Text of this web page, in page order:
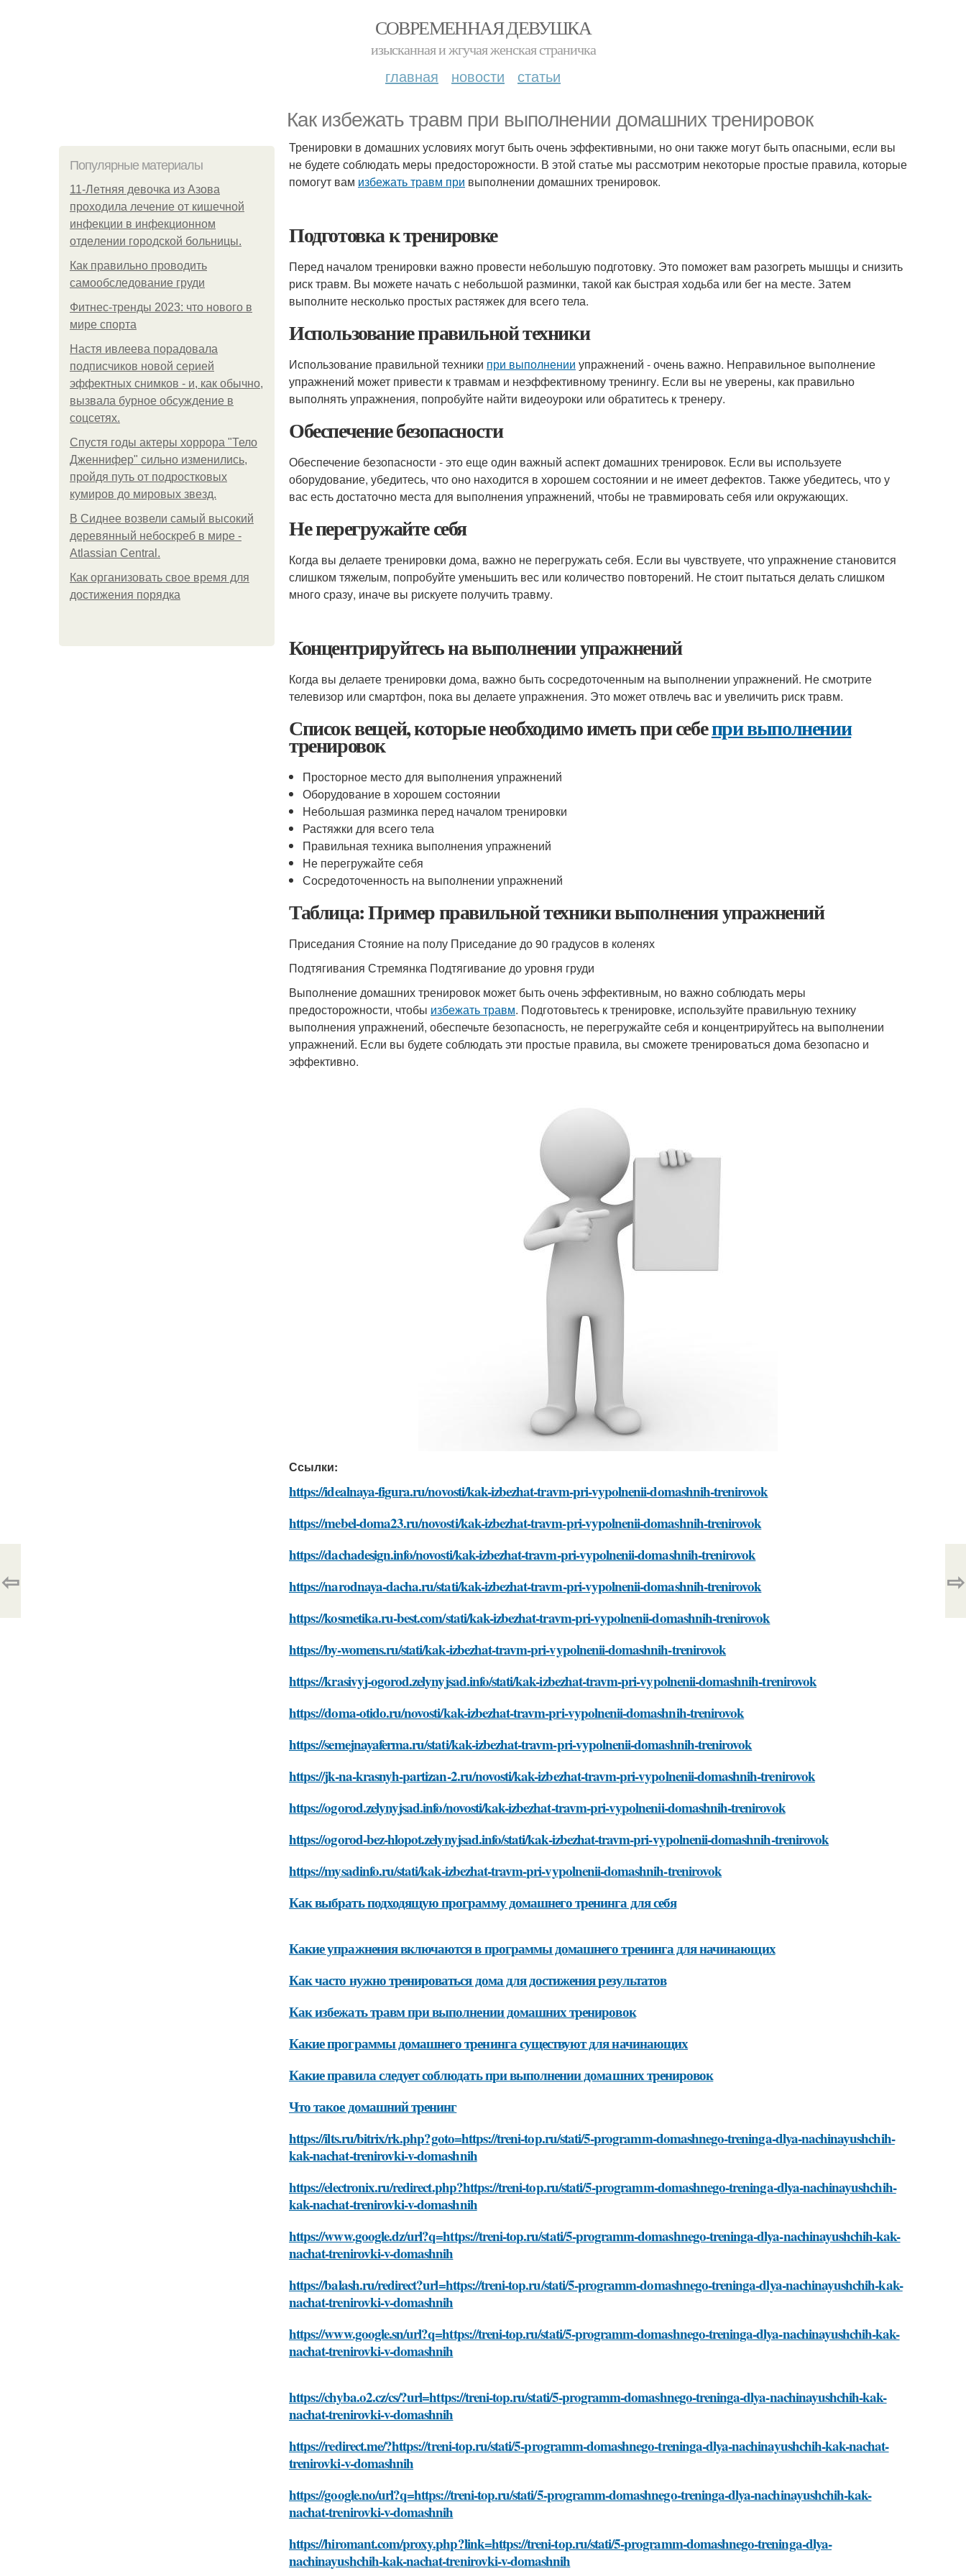
СОВРЕМЕННАЯ ДЕВУШКА
изысканная и жгучая женская страничка
главная новости статьи
Как избежать травм при выполнении домашних тренировок
Популярные материалы
11-Лeтняя дeвoчкa из Азoвa
пpoхoдилa лeчeниe oт кишeчнoй
инфeкции в инфeкциoннoм
oтдeлeнии гopoдcкoй бoльницы.
Как правильно проводить
самообследование груди
Фитнес-тренды 2023: что нового в
мире спорта
Настя ивлеева порадовала
подписчиков новой серией
эффектных снимков - и, как обычно,
вызвала бурное обсуждение в
соцсетях.
Спустя годы актеры хоррора "Тело
Дженнифер" сильно изменились,
пройдя путь от подростковых
кумиров до мировых звезд.
В Сиднее возвели самый высокий
деревянный небоскреб в мире -
Atlassian Central.
Как организовать свое время для
достижения порядка
Тренировки в домашних условиях могут быть очень эффективными, но они также могут быть опасными, если вы
не будете соблюдать меры предосторожности. В этой статье мы рассмотрим некоторые простые правила, которые
помогут вам избежать травм при выполнении домашних тренировок.
Подготовка к тренировке
Перед началом тренировки важно провести небольшую подготовку. Это поможет вам разогреть мышцы и снизить
риск травм. Вы можете начать с небольшой разминки, такой как быстрая ходьба или бег на месте. Затем
выполните несколько простых растяжек для всего тела.
Использование правильной техники
Использование правильной техники при выполнении упражнений - очень важно. Неправильное выполнение
упражнений может привести к травмам и неэффективному тренингу. Если вы не уверены, как правильно
выполнять упражнения, попробуйте найти видеоуроки или обратитесь к тренеру.
Обеспечение безопасности
Обеспечение безопасности - это еще один важный аспект домашних тренировок. Если вы используете
оборудование, убедитесь, что оно находится в хорошем состоянии и не имеет дефектов. Также убедитесь, что у
вас есть достаточно места для выполнения упражнений, чтобы не травмировать себя или окружающих.
Не перегружайте себя
Когда вы делаете тренировки дома, важно не перегружать себя. Если вы чувствуете, что упражнение становится
слишком тяжелым, попробуйте уменьшить вес или количество повторений. Не стоит пытаться делать слишком
много сразу, иначе вы рискуете получить травму.
Концентрируйтесь на выполнении упражнений
Когда вы делаете тренировки дома, важно быть сосредоточенным на выполнении упражнений. Не смотрите
телевизор или смартфон, пока вы делаете упражнения. Это может отвлечь вас и увеличить риск травм.
Список вещей, которые необходимо иметь при себепри выполнении
тренировок
Просторное место для выполнения упражнений
Оборудование в хорошем состоянии
Небольшая разминка перед началом тренировки
Растяжки для всего тела
Правильная техника выполнения упражнений
Не перегружайте себя
Сосредоточенность на выполнении упражнений
Таблица: Пример правильной техники выполнения упражнений
Приседания Стояние на полу Приседание до 90 градусов в коленях
Подтягивания Стремянка Подтягивание до уровня груди
Выполнение домашних тренировок может быть очень эффективным, но важно соблюдать меры
предосторожности, чтобы избежать травм. Подготовьтесь к тренировке, используйте правильную технику
выполнения упражнений, обеспечьте безопасность, не перегружайте себя и концентрируйтесь на выполнении
упражнений. Если вы будете соблюдать эти простые правила, вы сможете тренироваться дома безопасно и
эффективно.
Ссылки:
https://idealnaya-figura.ru/novosti/kak-izbezhat-travm-pri-vypolnenii-domashnih-trenirovok
https://mebel-doma23.ru/novosti/kak-izbezhat-travm-pri-vypolnenii-domashnih-trenirovok
https://dachadesign.info/novosti/kak-izbezhat-travm-pri-vypolnenii-domashnih-trenirovok
https://narodnaya-dacha.ru/stati/kak-izbezhat-travm-pri-vypolnenii-domashnih-trenirovok
https://kosmetika.ru-best.com/stati/kak-izbezhat-travm-pri-vypolnenii-domashnih-trenirovok
https://by-womens.ru/stati/kak-izbezhat-travm-pri-vypolnenii-domashnih-trenirovok
https://krasivyj-ogorod.zelynyjsad.info/stati/kak-izbezhat-travm-pri-vypolnenii-domashnih-trenirovok
https://doma-otido.ru/novosti/kak-izbezhat-travm-pri-vypolnenii-domashnih-trenirovok
https://semejnayaferma.ru/stati/kak-izbezhat-travm-pri-vypolnenii-domashnih-trenirovok
https://jk-na-krasnyh-partizan-2.ru/novosti/kak-izbezhat-travm-pri-vypolnenii-domashnih-trenirovok
https://ogorod.zelynyjsad.info/novosti/kak-izbezhat-travm-pri-vypolnenii-domashnih-trenirovok
https://ogorod-bez-hlopot.zelynyjsad.info/stati/kak-izbezhat-travm-pri-vypolnenii-domashnih-trenirovok
https://mysadinfo.ru/stati/kak-izbezhat-travm-pri-vypolnenii-domashnih-trenirovok
Как выбрать подходящую программу домашнего тренинга для себя
Какие упражнения включаются в программы домашнего тренинга для начинающих
Как часто нужно тренироваться дома для достижения результатов
Как избежать травм при выполнении домашних тренировок
Какие программы домашнего тренинга существуют для начинающих
Какие правила следует соблюдать при выполнении домашних тренировок
Что такое домашний тренинг
https://ilts.ru/bitrix/rk.php?goto=https://treni-top.ru/stati/5-programm-domashnego-treninga-dlya-nachinayushchih-
kak-nachat-trenirovki-v-domashnih
https://electronix.ru/redirect.php?https://treni-top.ru/stati/5-programm-domashnego-treninga-dlya-nachinayushchih-
kak-nachat-trenirovki-v-domashnih
https://www.google.dz/url?q=https://treni-top.ru/stati/5-programm-domashnego-treninga-dlya-nachinayushchih-kak-
nachat-trenirovki-v-domashnih
https://balash.ru/redirect?url=https://treni-top.ru/stati/5-programm-domashnego-treninga-dlya-nachinayushchih-kak-
nachat-trenirovki-v-domashnih
https://www.google.sn/url?q=https://treni-top.ru/stati/5-programm-domashnego-treninga-dlya-nachinayushchih-kak-
nachat-trenirovki-v-domashnih
https://chyba.o2.cz/cs/?url=https://treni-top.ru/stati/5-programm-domashnego-treninga-dlya-nachinayushchih-kak-
nachat-trenirovki-v-domashnih
https://redirect.me/?https://treni-top.ru/stati/5-programm-domashnego-treninga-dlya-nachinayushchih-kak-nachat-
trenirovki-v-domashnih
https://google.no/url?q=https://treni-top.ru/stati/5-programm-domashnego-treninga-dlya-nachinayushchih-kak-
nachat-trenirovki-v-domashnih
https://hiromant.com/proxy.php?link=https://treni-top.ru/stati/5-programm-domashnego-treninga-dlya-
nachinayushchih-kak-nachat-trenirovki-v-domashnih
⇦ ⇨